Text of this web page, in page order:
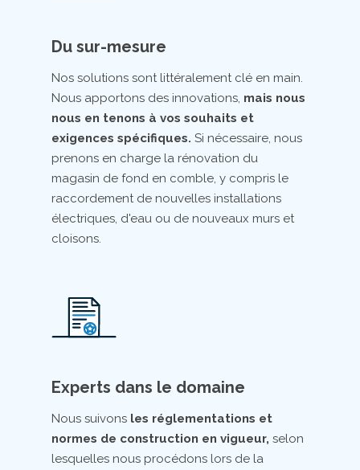
Du sur-mesure
Nos solutions sont littéralement clé en main.
Nous apportons des innovations, mais nous
nous en tenons à vos souhaits et
exigences spécifiques. Si nécessaire, nous
prenons en charge la rénovation du
magasin de fond en comble, y compris le
raccordement de nouvelles installations
électriques, d'eau ou de nouveaux murs et
cloisons.
Experts dans le domaine
Nous suivons les réglementations et
normes de construction en vigueur, selon
lesquelles nous procédons lors de la